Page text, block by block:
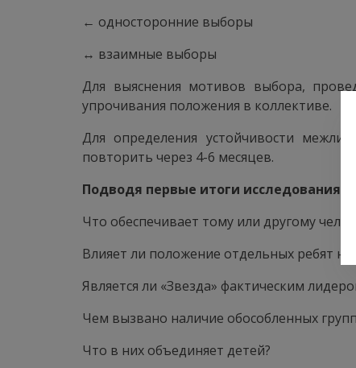
← односторонние выборы
↔ взаимные выборы
Для выяснения мотивов выбора,
упрочивания положения в коллективе.
Для определения устойчивости
повторить через 4-6 месяцев.
Подводя первые итоги исследования,
Что обеспечивает тому или другому
Влияет ли положение отдельных ребят на
Является ли «Звезда» фактическим
Чем вызвано наличие обособленных
Что в них объединяет детей?